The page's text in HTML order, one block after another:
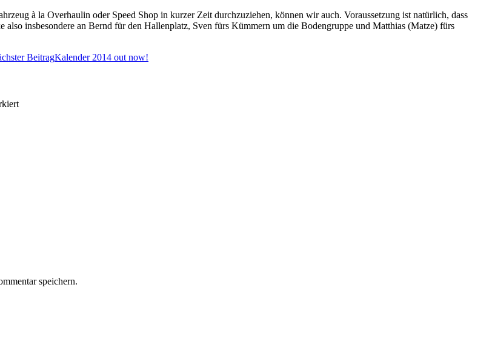
à la Overhaulin oder Speed Shop in kurzer Zeit durchzuziehen, können wir auch. Voraussetzung ist natürlich, dass
insbesondere an Bernd für den Hallenplatz, Sven fürs Kümmern um die Bodengruppe und Matthias (Matze) fürs
BeitragKalender 2014 out now!
speichern.